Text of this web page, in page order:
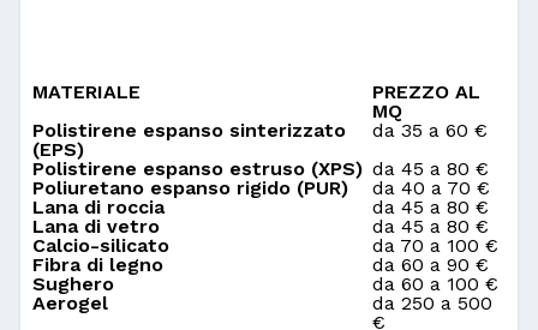
MATERIALE
PREZZO AL
MQ
Polistirene espanso sinterizzato
(EPS)
da 35 a 60 €
Polistirene espanso estruso (XPS) da 45 a 80 €
Poliuretano espanso rigido (PUR)
da 40 a 70 €
Lana di roccia
da 45 a 80 €
Lana di vetro
da 45 a 80 €
Calcio-silicato
da 70 a 100 €
Fibra di legno
da 60 a 90 €
Sughero
da 60 a 100 €
Aerogel
da 250 a 500
€